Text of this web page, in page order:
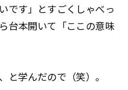
です」とすごくしゃべっ
台本開いて「ここの意味
学んだので（笑）。